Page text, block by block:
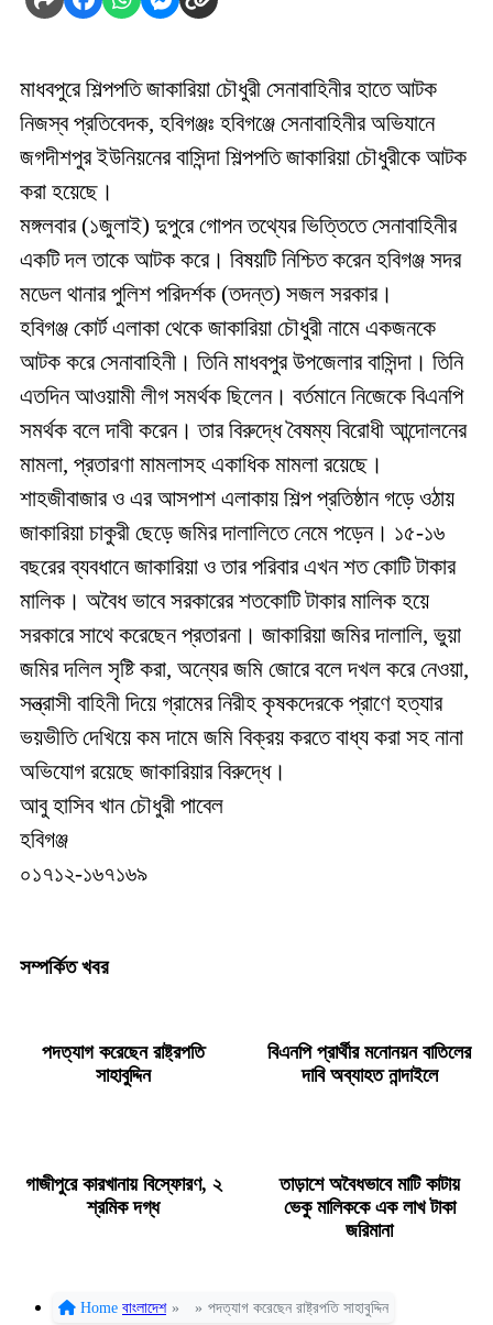
মাধবপুরে শিল্পপতি জাকারিয়া চৌধুরী সেনাবাহিনীর হাতে আটক
নিজস্ব প্রতিবেদক, হবিগঞ্জঃ হবিগঞ্জে সেনাবাহিনীর অভিযানে
জগদীশপুর ইউনিয়নের বাসিন্দা শিল্পপতি জাকারিয়া চৌধুরীকে আটক
করা হয়েছে।
মঙ্গলবার (১জুলাই) দুপুরে গোপন তথ্যের ভিত্তিতে সেনাবাহিনীর
একটি দল তাকে আটক করে। বিষয়টি নিশ্চিত করেন হবিগঞ্জ সদর
মডেল থানার পুলিশ পরিদর্শক (তদন্ত) সজল সরকার।
হবিগঞ্জ কোর্ট এলাকা থেকে জাকারিয়া চৌধুরী নামে একজনকে
আটক করে সেনাবাহিনী। তিনি মাধবপুর উপজেলার বাসিন্দা। তিনি
এতদিন আওয়ামী লীগ সমর্থক ছিলেন। বর্তমানে নিজেকে বিএনপি
সমর্থক বলে দাবী করেন। তার বিরুদ্ধে বৈষম্য বিরোধী আন্দোলনের
মামলা, প্রতারণা মামলাসহ একাধিক মামলা রয়েছে।
শাহজীবাজার ও এর আসপাশ এলাকায় শিল্প প্রতিষ্ঠান গড়ে ওঠায়
জাকারিয়া চাকুরী ছেড়ে জমির দালালিতে নেমে পড়েন। ১৫-১৬
বছরের ব্যবধানে জাকারিয়া ও তার পরিবার এখন শত কোটি টাকার
মালিক। অবৈধ ভাবে সরকারের শতকোটি টাকার মালিক হয়ে
সরকারে সাথে করেছেন প্রতারনা। জাকারিয়া জমির দালালি, ভুয়া
জমির দলিল সৃষ্টি করা, অন্যের জমি জোরে বলে দখল করে নেওয়া,
সন্ত্রাসী বাহিনী দিয়ে গ্রামের নিরীহ কৃষকদেরকে প্রাণে হত্যার
ভয়ভীতি দেখিয়ে কম দামে জমি বিক্রয় করতে বাধ্য করা সহ নানা
অভিযোগ রয়েছে জাকারিয়ার বিরুদ্ধে।
আবু হাসিব খান চৌধুরী পাবেল
হবিগঞ্জ
০১৭১২-১৬৭১৬৯
সম্পর্কিত খবর
পদত্যাগ করেছেন রাষ্ট্রপতি
সাহাবুদ্দিন
বিএনপি প্রার্থীর মনোনয়ন বাতিলের
দাবি অব্যাহত নান্দাইলে
গাজীপুরে কারখানায় বিস্ফোরণ, ২
শ্রমিক দগ্ধ
তাড়াশে অবৈধভাবে মাটি কাটায়
ভেকু মালিককে এক লাখ টাকা
জরিমানা
Home বাংলাদেশ » » পদত্যাগ করেছেন রাষ্ট্রপতি সাহাবুদ্দিন